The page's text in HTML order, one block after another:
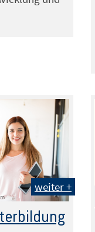
weiter +